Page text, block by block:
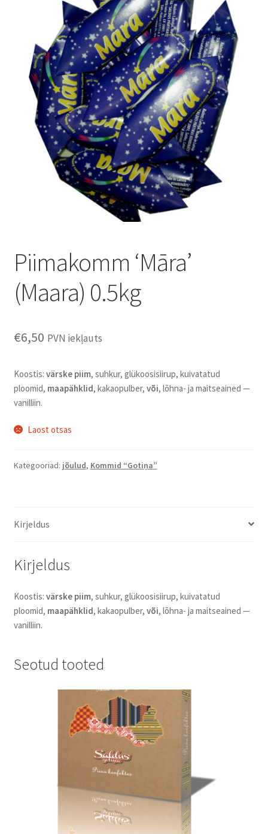
Konditoreja
Piimakomm ‘Māra’
(Maara) 0.5kg
€6,50 PVN iekļauts
Koostis: värske piim, suhkur, glükoosisiirup, kuivatatud
ploomid, maapähklid, kakaopulber, või, lõhna- ja maitseained —
vanilliin.
Laost otsas
Kategooriad: jõulud, Kommid “Gotiņa”
Kirjeldus
Kirjeldus
Koostis: värske piim, suhkur, glükoosisiirup, kuivatatud
ploomid, maapähklid, kakaopulber, või, lõhna- ja maitseained —
vanilliin.
Seotud tooted